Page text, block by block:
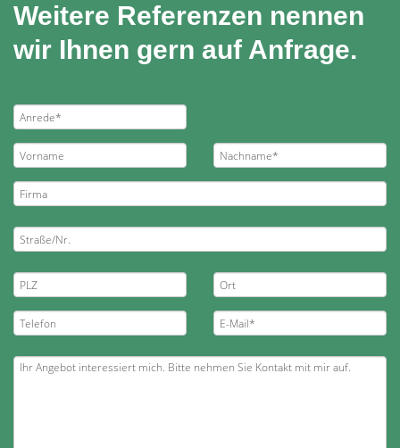
Weitere Referenzen nennen
wir Ihnen gern auf Anfrage.